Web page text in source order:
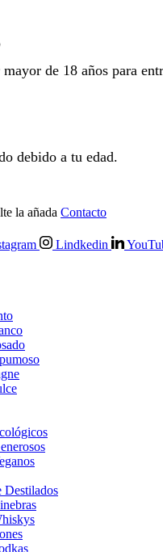
de 18 años para
debido a tu edad.
la añada Contacto
Lindkedin
Destilados